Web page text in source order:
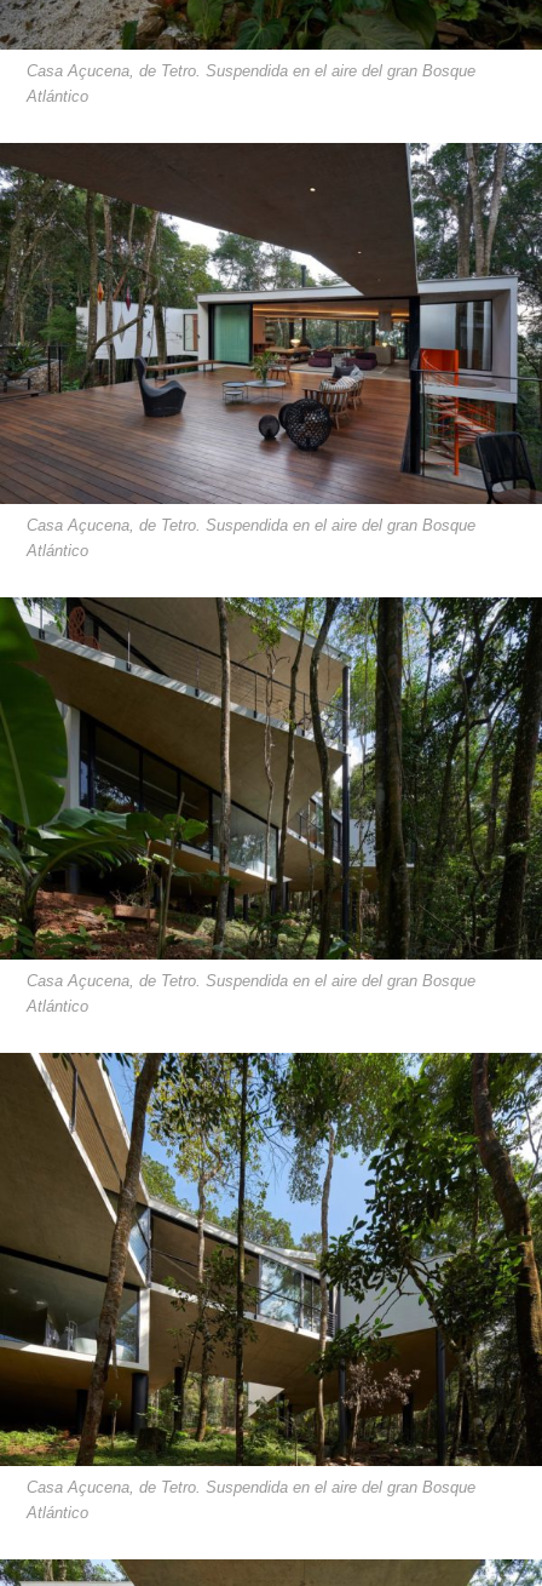
Casa Açucena, de Tetro. Suspendida en el aire del gran Bosque
Atlántico
Casa Açucena, de Tetro. Suspendida en el aire del gran Bosque
Atlántico
Casa Açucena, de Tetro. Suspendida en el aire del gran Bosque
Atlántico
Casa Açucena, de Tetro. Suspendida en el aire del gran Bosque
Atlántico